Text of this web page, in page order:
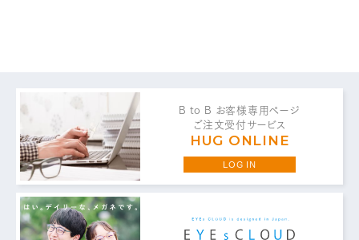
お問い合わせ・ご意見は
こちらからお願いいたします。
B to B お客様専用ページ
ご注文受付サービス
HUG ONLINE
LOG IN